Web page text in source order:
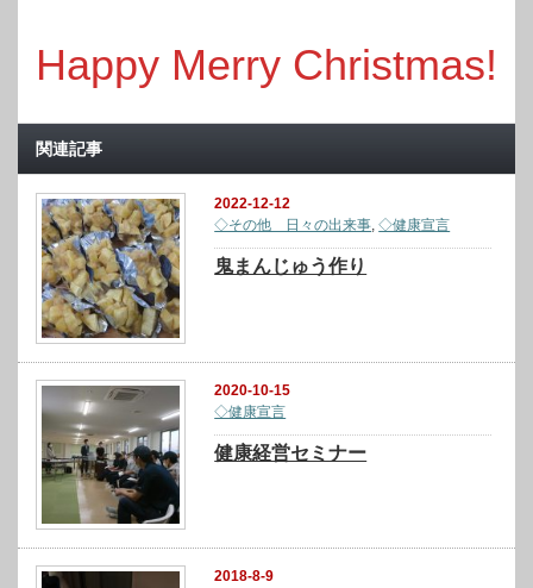
Happy Merry Christmas!
関連記事
2022-12-12
◇その他 日々の出来事,◇健康宣言
鬼まんじゅう作り
2020-10-15
◇健康宣言
健康経営セミナー
2018-8-9